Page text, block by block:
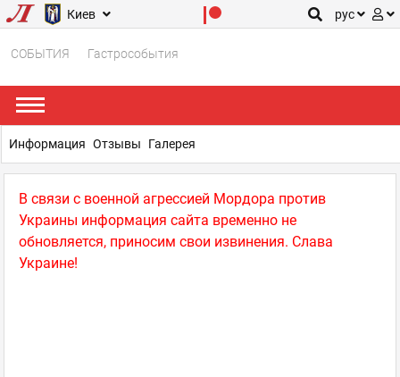
Киев рус
СОБЫТИЯ Гастрособытия
В связи с военной агрессией Мордора против
Украины информация сайта временно не
обновляется, приносим свои извинения. Слава
Украине!
Информация Отзывы Галерея